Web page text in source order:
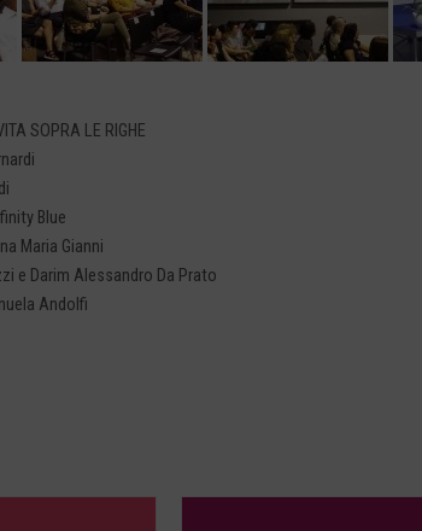
SOPRA LE RIGHE
Blue
Maria Gianni
e Darim Alessandro Da Prato
Andolfi